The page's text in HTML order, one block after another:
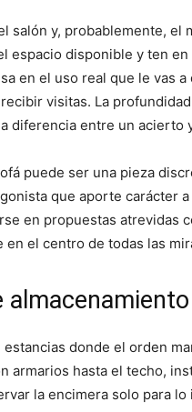
salón y, probablemente, el
espacio disponible y ten
en el uso real que le vas
visitas. La
diferencia entre un acierto
puede ser una pieza
que aporte carácter
en propuestas atrevidas
el centro de todas las
estancias donde el orden
armarios hasta el techo,
la encimera solo para